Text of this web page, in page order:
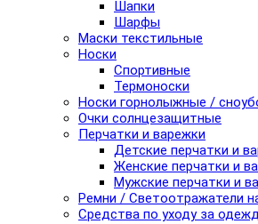
Шапки
Шарфы
Маски текстильные
Носки
Спортивные
Термоноски
Носки горнолыжные /
Очки солнцезащитные
Перчатки и варежки
Детские перчатки и
Женские перчатки и
Мужские перчатки и
Ремни / Светоотражатели
Средства по уходу за